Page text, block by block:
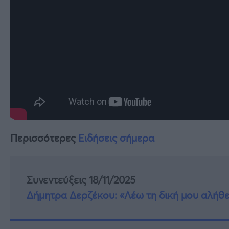
Περισσότερες Ειδήσεις σήμερα
Συνεντεύξεις 18/11/2025
Δήμητρα Δερζέκου: «Λέω τη δική μου